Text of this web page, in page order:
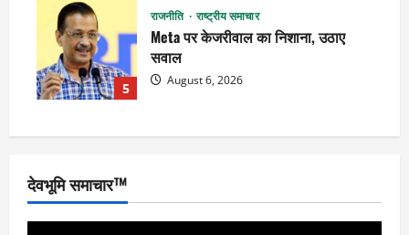
5
राजनीति राष्ट्रीय समाचार
Meta पर केजरीवाल का निशाना, उठाए
सवाल
August 6, 2026
देवभूमि समाचार™